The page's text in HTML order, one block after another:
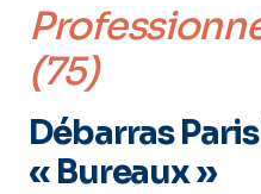
(75)
Débarras
« Bureaux »